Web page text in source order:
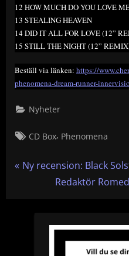
12 HOW MUCH DO YOU LOVE
13 STEALING HEAVEN
14 DID IT ALL FOR LOVE (12”
15 STILL THE NIGHT (12”
Beställ via länken: https://
phenomena-dream-runner-
Nyheter
Tags:
CD Box, Phenomena
P
Ny recension: Black
N
t
Redaktör